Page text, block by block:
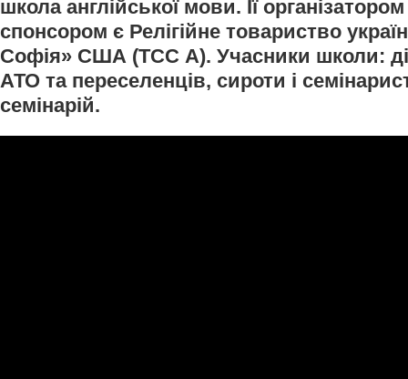
школа англійської мови. Її
спонсором є Релігійне товариство
Софія» США (ТСС А). Учасники школи:
АТО та переселенців, сироти і
семінарій.